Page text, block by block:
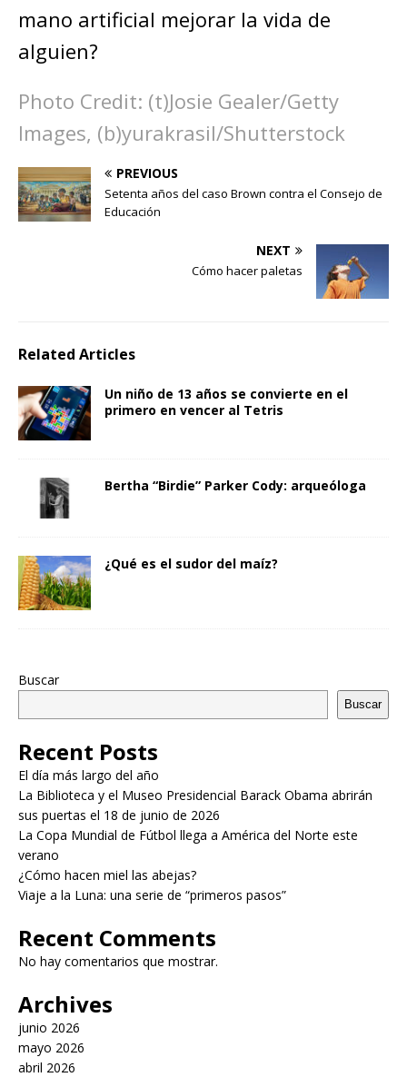
mano artificial mejorar la vida de
alguien?
Photo Credit: (t)Josie Gealer/Getty
Images, (b)yurakrasil/Shutterstock
PREVIOUS
Setenta años del caso Brown contra el Consejo de
Educación
NEXT
Cómo hacer paletas
Related Articles
Un niño de 13 años se convierte en el
primero en vencer al Tetris
Bertha “Birdie” Parker Cody: arqueóloga
¿Qué es el sudor del maíz?
Buscar
Buscar
Recent Posts
El día más largo del año
La Biblioteca y el Museo Presidencial Barack Obama abrirán
sus puertas el 18 de junio de 2026
La Copa Mundial de Fútbol llega a América del Norte este
verano
¿Cómo hacen miel las abejas?
Viaje a la Luna: una serie de “primeros pasos”
Recent Comments
No hay comentarios que mostrar.
Archives
junio 2026
mayo 2026
abril 2026